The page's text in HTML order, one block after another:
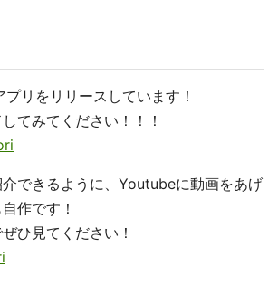
リをリリースしています！
てみてください！！！
できるように、Youtubeに動画をあげ
作です！
ひ見てください！